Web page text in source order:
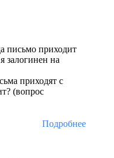
письмо приходит
залогинен на
приходят с
(вопрос
Подробнее